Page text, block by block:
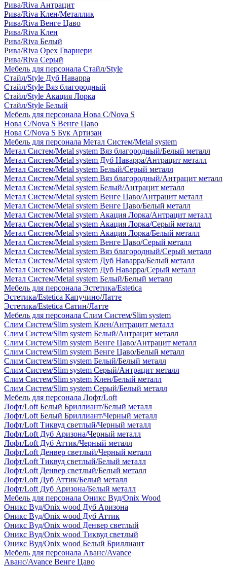
Рива/Riva Антрацит
Рива/Riva Клен/Металлик
Рива/Riva Венге Цаво
Рива/Riva Клен
Рива/Riva Белый
Рива/Riva Орех Гварнери
Рива/Riva Серый
Мебель для персонала Стайл/Style
Стайл/Style Дуб Наварра
Стайл/Style Вяз благородный
Стайл/Style Акация Лорка
Стайл/Style Белый
Мебель для персонала Нова С/Nova S
Нова С/Nova S Венге Цаво
Нова С/Nova S Бук Артизан
Мебель для персонала Метал Систем/Metal system
Метал Систем/Metal system Вяз благородный/Белый металл
Метал Систем/Metal system Дуб Наварра/Антрацит металл
Метал Систем/Metal system Белый/Серый металл
Метал Систем/Metal system Вяз благородный/Антрацит металл
Метал Систем/Metal system Белый/Антрацит металл
Метал Систем/Metal system Венге Цаво/Антрацит металл
Метал Систем/Metal system Венге Цаво/Белый металл
Метал Систем/Metal system Акация Лорка/Антрацит металл
Метал Систем/Metal system Акация Лорка/Серый металл
Метал Систем/Metal system Акация Лорка/Белый металл
Метал Систем/Metal system Венге Цаво/Серый металл
Метал Систем/Metal system Вяз благородный/Серый металл
Метал Систем/Metal system Дуб Наварра/Белый металл
Метал Систем/Metal system Дуб Наварра/Серый металл
Метал Систем/Metal system Белый/Белый металл
Мебель для персонала Эстетика/Estetica
Эстетика/Estetica Капучино/Латте
Эстетика/Estetica Сатин/Латте
Мебель для персонала Слим Систем/Slim system
Слим Систем/Slim system Клен/Антрацит металл
Слим Систем/Slim system Белый/Антрацит металл
Слим Систем/Slim system Венге Цаво/Антрацит металл
Слим Систем/Slim system Венге Цаво/Белый металл
Слим Систем/Slim system Белый/Белый металл
Слим Систем/Slim system Серый/Антрацит металл
Слим Систем/Slim system Клен/Белый металл
Слим Систем/Slim system Серый/Белый металл
Мебель для персонала Лофт/Loft
Лофт/Loft Белый Бриллиант/Белый металл
Лофт/Loft Белый Бриллиант/Черный металл
Лофт/Loft Тиквуд светлый/Черный металл
Лофт/Loft Дуб Аризона/Черный металл
Лофт/Loft Дуб Аттик/Черный металл
Лофт/Loft Денвер светлый/Черный металл
Лофт/Loft Тиквуд светлый/Белый металл
Лофт/Loft Денвер светлый/Белый металл
Лофт/Loft Дуб Аттик/Белый металл
Лофт/Loft Дуб Аризона/Белый металл
Мебель для персонала Оникс Вуд/Onix Wood
Оникс Вуд/Onix wood Дуб Аризона
Оникс Вуд/Onix wood Дуб Аттик
Оникс Вуд/Onix wood Денвер светлый
Оникс Вуд/Onix wood Тиквуд светлый
Оникс Вуд/Onix wood Белый Бриллиант
Мебель для персонала Аванс/Avance
Аванс/Avance Венге Цаво